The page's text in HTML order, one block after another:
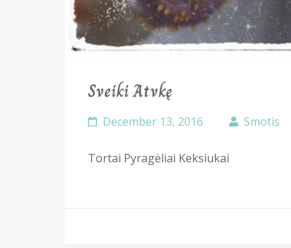
Sveiki Atvkę
December 13, 2016 Smotis
Tortai Pyragėliai Keksiukai